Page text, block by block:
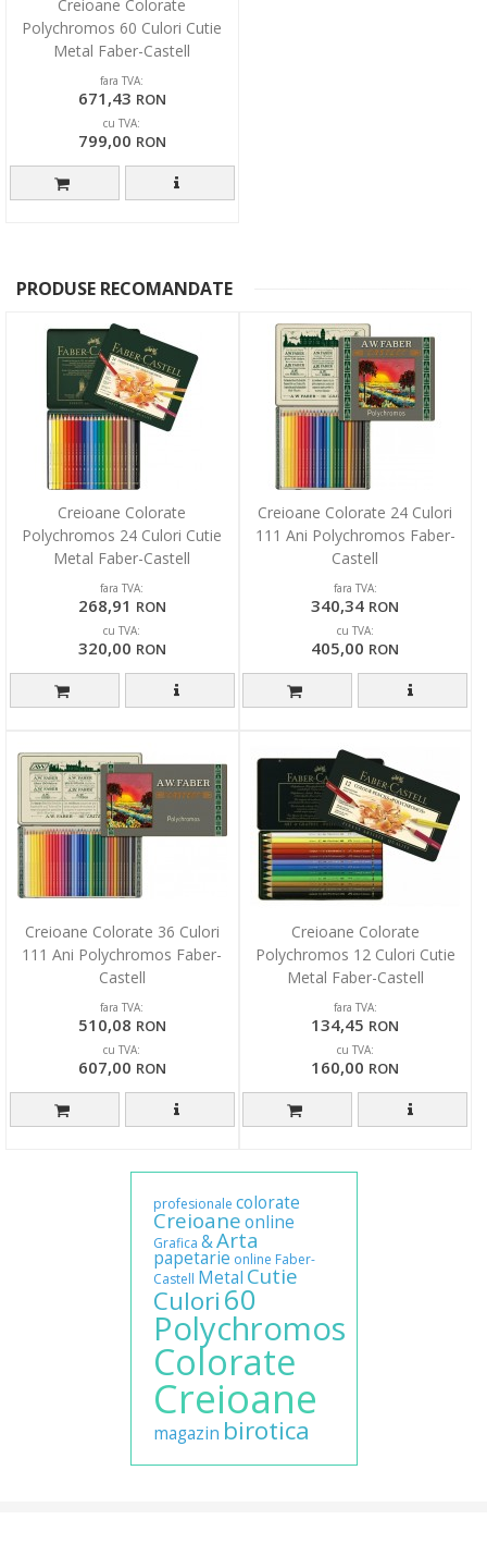
Creioane Colorate
Polychromos 60 Culori Cutie
Metal Faber-Castell
fara TVA:
671,43 RON
cu TVA:
799,00 RON
PRODUSE RECOMANDATE
Creioane Colorate
Polychromos 24 Culori Cutie
Metal Faber-Castell
fara TVA:
268,91 RON
cu TVA:
320,00 RON
Creioane Colorate 24 Culori
111 Ani Polychromos Faber-
Castell
fara TVA:
340,34 RON
cu TVA:
405,00 RON
Creioane Colorate 36 Culori
111 Ani Polychromos Faber-
Castell
fara TVA:
510,08 RON
cu TVA:
607,00 RON
Creioane Colorate
Polychromos 12 Culori Cutie
Metal Faber-Castell
fara TVA:
134,45 RON
cu TVA:
160,00 RON
profesionale colorate
Creioaneonline
Grafica &Arta
papetarie online Faber-
Castell Metal Cutie
Culori60
Polychromos
Colorate
Creioane
magazin birotica